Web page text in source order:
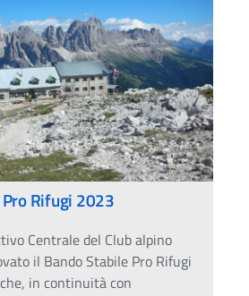
Rifugi 2023
Centrale del Club alpino
il Bando Stabile Pro Rifugi
in continuità con